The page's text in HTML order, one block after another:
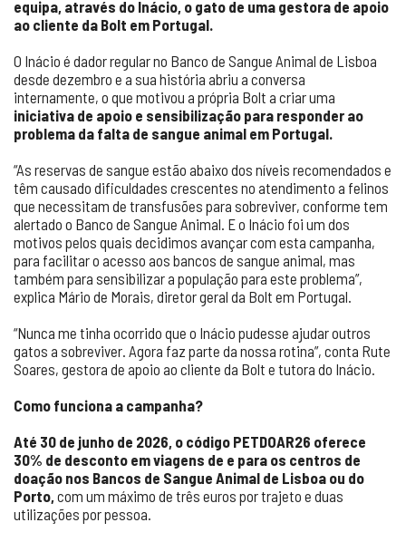
equipa, através do Inácio, o gato de uma gestora de apoio
ao cliente da Bolt em Portugal.
O Inácio é dador regular no Banco de Sangue Animal de Lisboa
desde dezembro e a sua história abriu a conversa
internamente, o que motivou a própria Bolt a criar uma
iniciativa de apoio e sensibilização para responder ao
problema da falta de sangue animal em Portugal.
“As reservas de sangue estão abaixo dos níveis recomendados e
têm causado dificuldades crescentes no atendimento a felinos
que necessitam de transfusões para sobreviver, conforme tem
alertado o Banco de Sangue Animal. E o Inácio foi um dos
motivos pelos quais decidimos avançar com esta campanha,
para facilitar o acesso aos bancos de sangue animal, mas
também para sensibilizar a população para este problema”,
explica Mário de Morais, diretor geral da Bolt em Portugal.
“Nunca me tinha ocorrido que o Inácio pudesse ajudar outros
gatos a sobreviver. Agora faz parte da nossa rotina”, conta Rute
Soares, gestora de apoio ao cliente da Bolt e tutora do Inácio.
Como funciona a campanha?
Até 30 de junho de 2026, o código PETDOAR26 oferece
30% de desconto em viagens de e para os centros de
doação nos Bancos de Sangue Animal de Lisboa ou do
Porto,com um máximo de três euros por trajeto e duas
utilizações por pessoa.